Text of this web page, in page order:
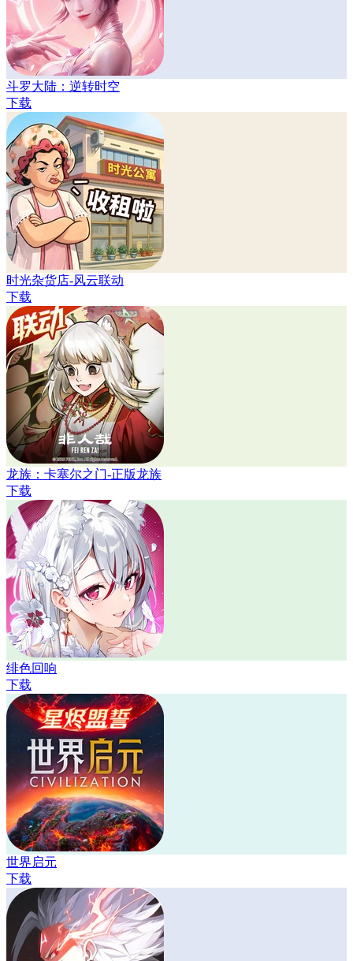
斗罗大陆：逆转时空
下载
时光杂货店-风云联动
下载
龙族：卡塞尔之门-正版龙族
下载
绯色回响
下载
世界启元
下载